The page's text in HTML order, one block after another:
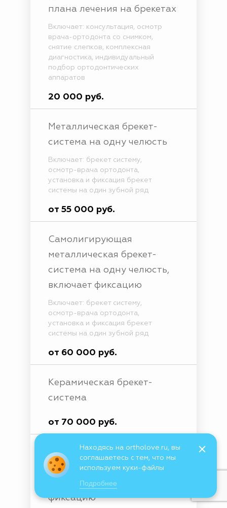
плана лечения на брекетах
Включает: консультация, осмотр
врача-ортодонта со снимком,
снятие слепков, комплексная
диагностика, индивидуальный
подбор ортодонтических
аппаратов
20 000 руб.
Металлическая брекет-
система на одну челюсть
Включает: брекет систему,
осмотр-врача ортодонта,
установка и фиксация брекет
системы на один зубной ряд
от 55 000 руб.
Самолигирующая
металлическая брекет-
система на одну челюсть,
включает фиксацию
Включает: брекет систему,
осмотр-врача ортодонта,
установка и фиксация брекет
системы на один зубной ряд
от 60 000 руб.
Керамическая брекет-
система
от 70 000 руб.
Эстетическая сапфировая
брекет-система на одну
челюсть, включает
фиксацию
Находясь на ortholove.ru, вы
соглашаетесь с тем, что мы
используем куки-файлы
Подробнее